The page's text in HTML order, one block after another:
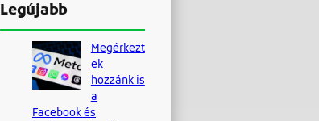
Legújabb
Megérkezt
ek
hozzánk is
a
Facebook és